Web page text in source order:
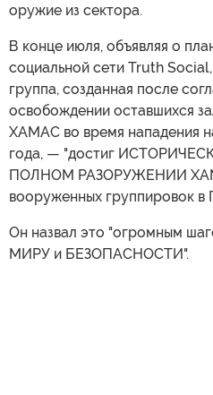
оружие из сектора.
В конце июля, объявляя о
социальной сети Truth
группа, созданная после
освобождении оставшихся
ХАМАС во время нападения
года, — "достиг
ПОЛНОМ РАЗОРУЖЕНИИ
вооруженных группировок в
Он назвал это "огромным
МИРУ и БЕЗОПАСНОСТИ".